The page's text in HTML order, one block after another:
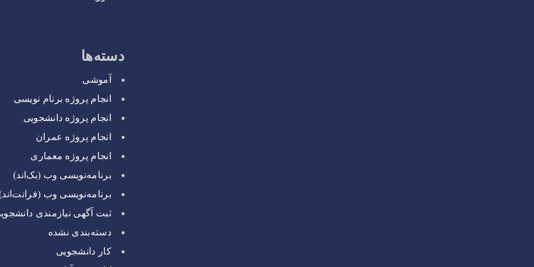
دسته‌ها
آموشی
انجام پروژه برنام نویسی
انجام پروژه دانشجویی
انجام پروژه عمران
انجام پروژه معماری
برنامه‌نویسی وب (بک‌اند)
برنامه‌نویسی وب
ثبت آگهی نیازمندی
دسته‌بندی نشده
کار دانشجویی